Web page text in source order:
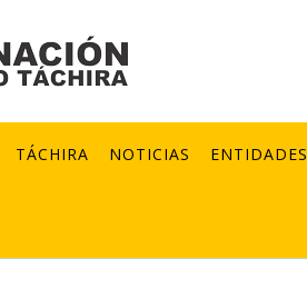
TÁCHIRA NOTICIAS ENTIDADES